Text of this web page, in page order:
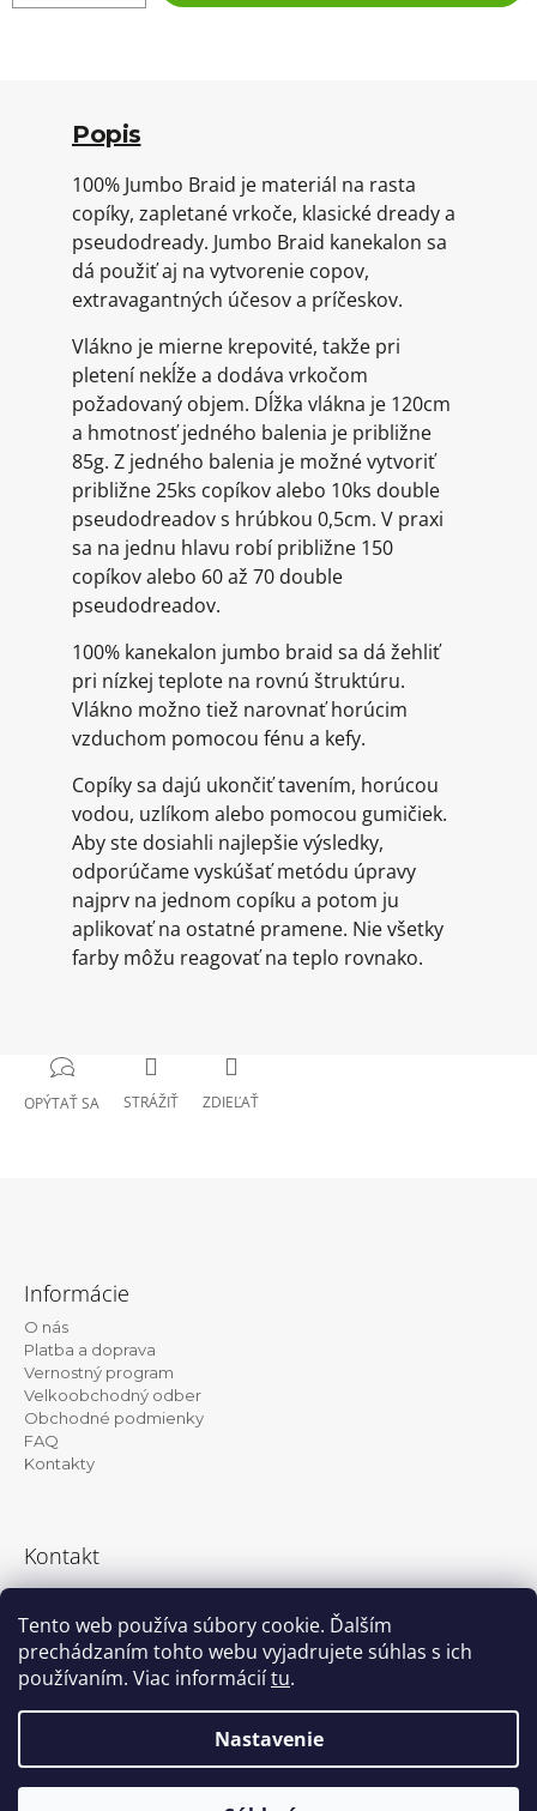
Tento web používa súbory cookie. Ďalším
prechádzaním tohto webu vyjadrujete súhlas s ich
používaním. Viac informáciítu.
Nastavenie
Popis
100% Jumbo Braid je materiál na rasta
copíky, zapletané vrkoče, klasické dready a
pseudodready. Jumbo Braid kanekalon sa
dá použiť aj na vytvorenie copov,
extravagantných účesov a príčeskov.
Vlákno je mierne krepovité, takže pri
pletení nekĺže a dodáva vrkočom
požadovaný objem. Dĺžka vlákna je 120cm
a hmotnosť jedného balenia je približne
85g. Z jedného balenia je možné vytvoriť
približne 25ks copíkov alebo 10ks double
pseudodreadov s hrúbkou 0,5cm. V praxi
sa na jednu hlavu robí približne 150
copíkov alebo 60 až 70 double
pseudodreadov.
100% kanekalon jumbo braid sa dá žehliť
pri nízkej teplote na rovnú štruktúru.
Vlákno možno tiež narovnať horúcim
vzduchom pomocou fénu a kefy.
Copíky sa dajú ukončiť tavením, horúcou
vodou, uzlíkom alebo pomocou gumičiek.
Aby ste dosiahli najlepšie výsledky,
odporúčame vyskúšať metódu úpravy
najprv na jednom copíku a potom ju
aplikovať na ostatné pramene. Nie všetky
farby môžu reagovať na teplo rovnako.
OPÝTAŤ SA STRÁŽIŤ ZDIEĽAŤ
Informácie
O nás
Platba a doprava
Vernostný program
Velkoobchodný odber
Obchodné podmienky
FAQ
Kontakty
Kontakt
© 2026 Kanekalon-store.sk. Všetky práva